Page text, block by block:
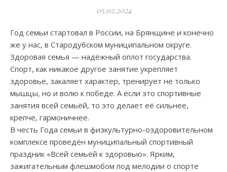
05.02.2024
Год семьи стартовал в России, на Брянщине и конечно
же у нас, в Стародубском муниципальном округе.
Здоровая семья — надёжный оплот государства.
Спорт, как никакое другое занятие укрепляет
здоровье, закаляет характер, тренирует не только
мышцы, но и волю к победе. А если это спортивные
занятия всей семьёй, то это делает её сильнее,
крепче, гармоничнее.
В честь Года семьи в физкультурно-оздоровительном
комплексе проведён муниципальный спортивный
праздник «Всей семьёй к здоровью». Ярким,
зажигательным флешмобом под мелодии о спорте